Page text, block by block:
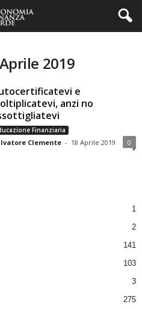
2019
e
anzi no
Finanziaria
Clemente - 18 Aprile 2019 0
1
2
141
103
3
275